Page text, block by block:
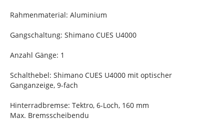
Rahmenmaterial: Aluminium
Gangschaltung: Shimano CUES U4000
Anzahl Gänge: 1
Schalthebel: Shimano CUES U4000 mit optischer
Ganganzeige, 9-fach
Hinterradbremse: Tektro, 6-Loch, 160 mm
Max. Bremsscheibendu